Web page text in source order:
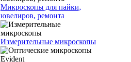
Микроскопы для пайки,
ювелиров, ремонта
Измерительные микроскопы